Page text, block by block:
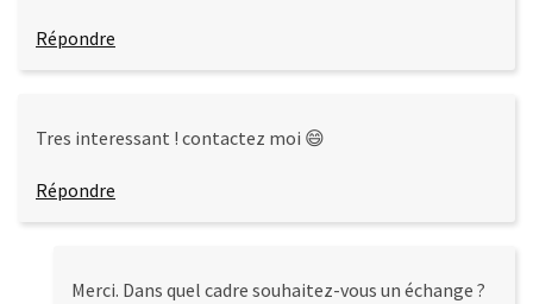
Répondre
Tres interessant ! contactez moi 😄
Répondre
Merci. Dans quel cadre souhaitez-vous un échange ?